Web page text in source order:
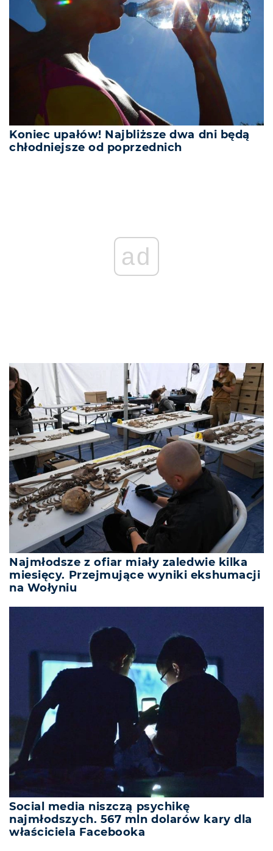
Koniec upałów! Najbliższe dwa dni będą
chłodniejsze od poprzednich
Najmłodsze z ofiar miały zaledwie kilka
miesięcy. Przejmujące wyniki ekshumacji
na Wołyniu
Social media niszczą psychikę
najmłodszych. 567 mln dolarów kary dla
właściciela Facebooka